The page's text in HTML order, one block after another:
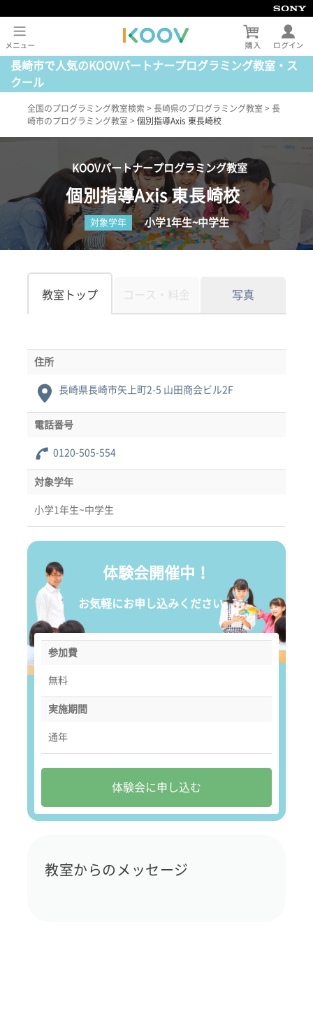
長崎市で人気のKOOVパートナープログラミング教室・ス
クール
全国のプログラミング教室検索 > 長崎県のプログラミング教室 > 長
崎市のプログラミング教室 > 個別指導Axis 東長崎校
KOOVパートナープログラミング教室
個別指導Axis 東長崎校
対象学年 小学1年生~中学生
教室トップ コース・料金 写真
住所
長崎県長崎市矢上町2-5 山田商会ビル2F
電話番号
0120-505-554
対象学年
小学1年生~中学生
体験会開催中！
お気軽にお申し込みください。
参加費
無料
実施期間
通年
体験会に申し込む
教室からのメッセージ